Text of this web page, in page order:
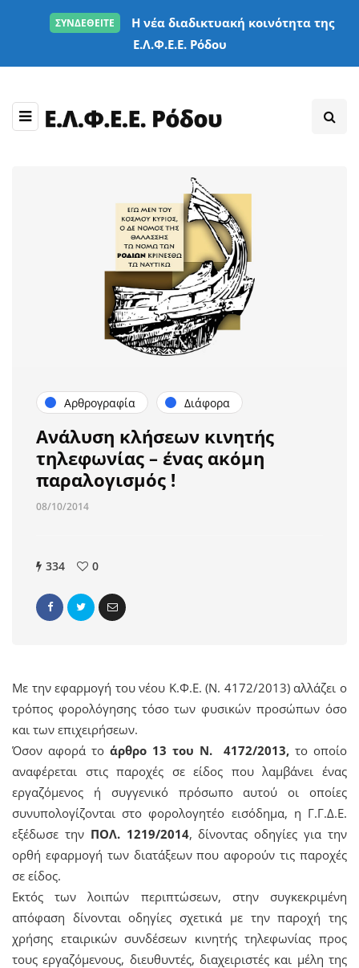
ΣΥΝΔΕΘΕΙΤΕ
Η νέα διαδικτυακή κοινότητα της
Ε.Λ.Φ.Ε.Ε. Ρόδου
Αρθρογραφία Διάφορα
Ανάλυση κλήσεων κινητής
τηλεφωνίας – ένας ακόμη
παραλογισμός !
08/10/2014
334 0
Με την εφαρμογή του νέου Κ.Φ.Ε. (Ν. 4172/2013) αλλάζει ο
τρόπος φορολόγησης τόσο των φυσικών προσώπων όσο
και των επιχειρήσεων.
Όσον αφορά το άρθρο 13 του Ν. 4172/2013, το οποίο
αναφέρεται στις παροχές σε είδος που λαμβάνει ένας
εργαζόμενος ή συγγενικό πρόσωπο αυτού οι οποίες
συνυπολογίζονται στο φορολογητέο εισόδημα, η Γ.Γ.Δ.Ε.
εξέδωσε την ΠΟΛ. 1219/2014, δίνοντας οδηγίες για την
ορθή εφαρμογή των διατάξεων που αφορούν τις παροχές
σε είδος.
Εκτός των λοιπών περιπτώσεων, στην συγκεκριμένη
απόφαση δίνονται οδηγίες σχετικά με την παροχή της
χρήσης εταιρικών συνδέσεων κινητής τηλεφωνίας προς
τους εργαζόμενους, διευθυντές, διαχειριστές και μέλη της